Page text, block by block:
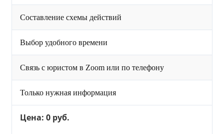
Составление схемы действий
Выбор удобного времени
Связь с юристом в Zoom или по телефону
Только нужная информация
Цена: 0 руб.